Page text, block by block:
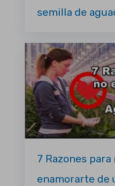
semilla de
7 Razones para
enamorarte de